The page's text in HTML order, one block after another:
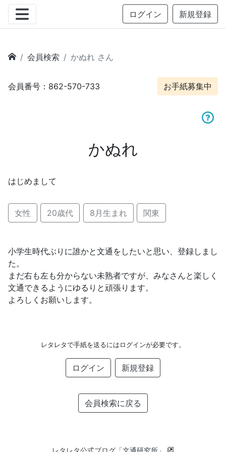
ログイン 新規登録
会員検索 かぬれ さん
会員番号：862-570-733 お手紙募集中
かぬれ
はじめまして
女性 20歳代 8月生まれ 関東
小学生時代ぶりに誰かと文通をしたいと思い、登録しまし
た。
まだ右も左も分からない未熟者ですが、みなさんと楽しく
文通できるようにゆるりと頑張ります。
よろしくお願いします。
レタレタで手紙を送るにはログインが必要です。
ログイン 新規登録
会員検索に戻る
レタレタ公式ブログ「文通研究所」